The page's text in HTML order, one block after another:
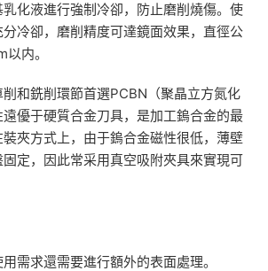
化液進行強制冷卻，防止磨削燒傷。使
冷卻，磨削精度可達鏡面效果，直徑公
内。
和銑削環節首選PCBN（聚晶立方氮化
優于硬質合金刀具，是加工鎢合金的最
夾方式上，由于鎢合金磁性很低，薄壁
定，因此常采用真空吸附夾具來實現可
需求還需要進行額外的表面處理。